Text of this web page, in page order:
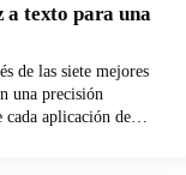
a texto para una
de las siete mejores
una precisión
aplicación de